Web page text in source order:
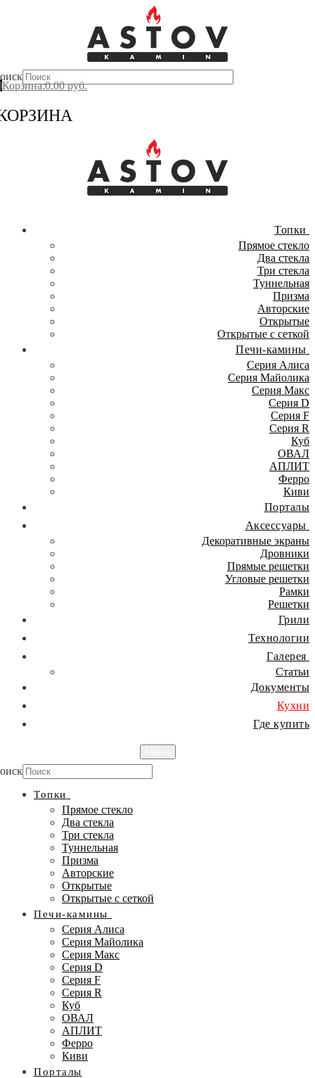
Корзина:0.00руб.
Топки
Прямое стекло
Два стекла
Три стекла
Туннельная
Призма
Авторские
Открытые
Открытые с сеткой
Печи-камины
Серия Алиса
Серия Майолика
Серия Макс
Серия D
Серия F
Серия R
Куб
ОВАЛ
АПЛИТ
Ферро
Киви
Порталы
Аксессуары
Декоративные экраны
Дровники
Прямые решетки
Угловые решетки
Рамки
Решетки
Грили
Технологии
Галерея
Статьи
Документы
Кухни
Где купить
Топки
Прямое стекло
Два стекла
Три стекла
Туннельная
Призма
Авторские
Открытые
Открытые с сеткой
Печи-камины
Серия Алиса
Серия Майолика
Серия Макс
Серия D
Серия F
Серия R
Куб
ОВАЛ
АПЛИТ
Ферро
Киви
Порталы